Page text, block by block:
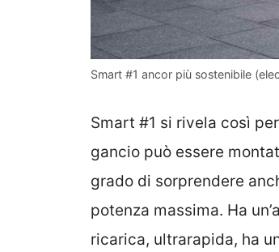
Smart #1 ancor più sostenibile
Smart #1 si rivela così
gancio può essere
grado di sorprendere
potenza massima. Ha
ricarica, ultrarapida, ha